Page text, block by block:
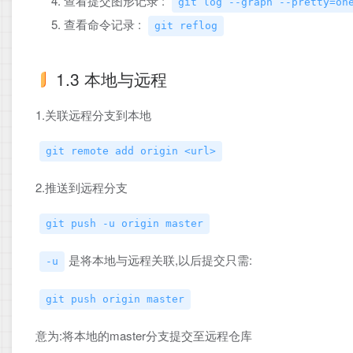
查看命令记录 : git reflog
1.3 本地与远程
1.关联远程分支到本地
git remote add origin <url>
2.推送到远程分支
git push -u origin master
-u 是将本地与远程关联,以后提交只需:
git push origin master
意为:将本地的master分支提交至远程仓库